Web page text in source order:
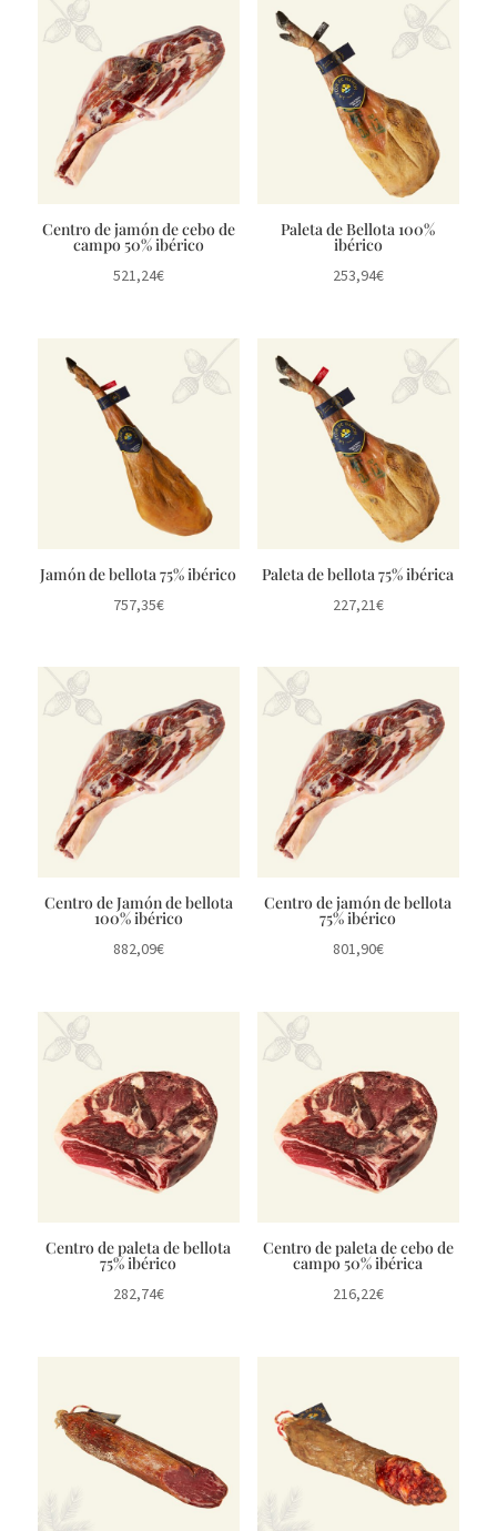
Jamón ibérico
Nuestro Origen
Contacto
Centro de jamón de cebo de
campo 50% ibérico
521,24€
Paleta de Bellota 100%
ibérico
253,94€
Jamón de bellota 75% ibérico
757,35€
Paleta de bellota 75% ibérica
227,21€
Centro de Jamón de bellota
100% ibérico
882,09€
Centro de jamón de bellota
75% ibérico
801,90€
Centro de paleta de bellota
75% ibérico
282,74€
Centro de paleta de cebo de
campo 50% ibérica
216,22€